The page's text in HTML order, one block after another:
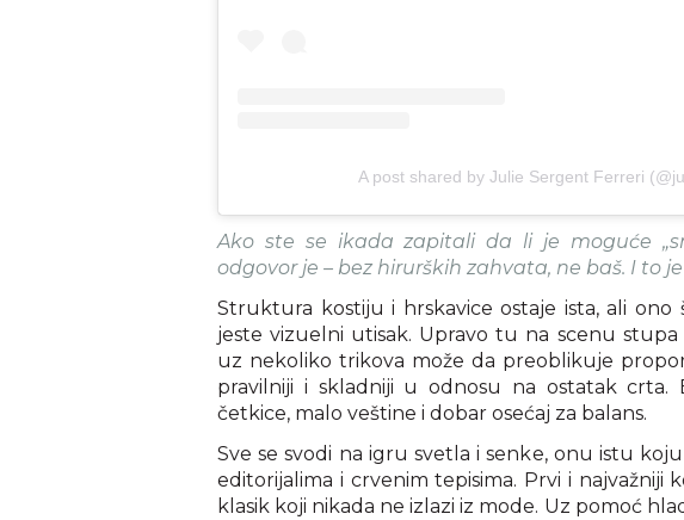
A post shared by Julie Sergent Ferreri
Ako ste se ikada zapitali da li je moguće
odgovor je – bez hirurških zahvata, ne baš. I to
Struktura kostiju i hrskavice ostaje ista, ali
jeste vizuelni utisak. Upravo tu na scenu
uz nekoliko trikova može da preoblikuje
pravilniji i skladniji u odnosu na ostatak crta.
četkice, malo veštine i dobar osećaj za balans.
Sve se svodi na igru svetla i senke, onu istu
editorijalima i crvenim tepisima. Prvi i
klasik koji nikada ne izlazi iz mode. Uz pomoć